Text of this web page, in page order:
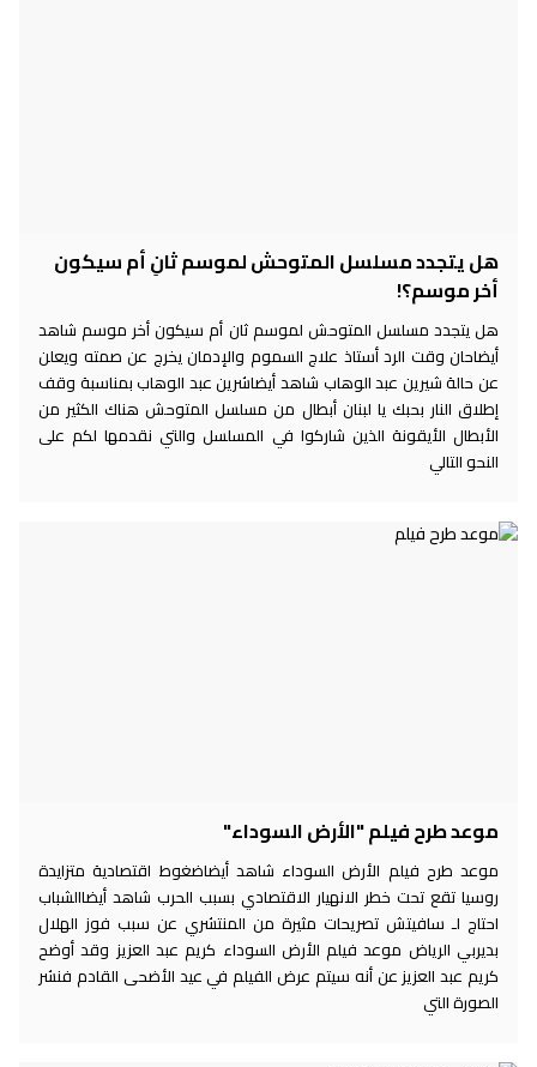
هل يتجدد مسلسل المتوحش لموسم ثانِ أم سيكون
أخر موسم؟!
هل يتجدد مسلسل المتوحش لموسم ثان أم سيكون أخر موسم شاهد
أيضاحان وقت الرد أستاذ علاج السموم والإدمان يخرج عن صمته ويعلن
عن حالة شيرين عبد الوهاب شاهد أيضاشرين عبد الوهاب بمناسبة وقف
إطلاق النار بحبك يا لبنان أبطال من مسلسل المتوحش هناك الكثير من
الأبطال الأيقونة الذين شاركوا في المسلسل والتي نقدمها لكم على
النحو التالي
موعد طرح فيلم "الأرض السوداء"
موعد طرح فيلم الأرض السوداء شاهد أيضاضغوط اقتصادية متزايدة
روسيا تقع تحت خطر الانهيار الاقتصادي بسبب الحرب شاهد أيضاالشباب
احتاج لـ سافيتش تصريحات مثيرة من المنتشري عن سبب فوز الهلال
بديربي الرياض موعد فيلم الأرض السوداء كريم عبد العزيز وقد أوضح
كريم عبد العزيز عن أنه سيتم عرض الفيلم في عيد الأضحى القادم فنشر
الصورة التي